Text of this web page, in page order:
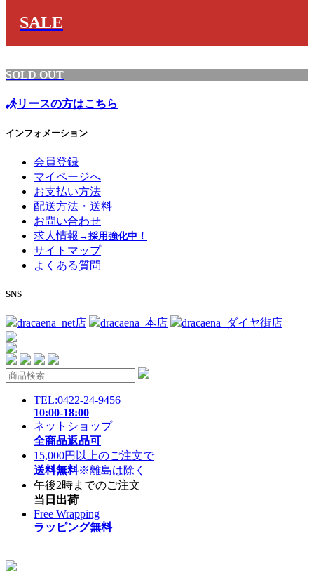
SALE
SOLD OUT
リースの方はこちら
インフォメーション
会員登録
マイページへ
お支払い方法
配送方法・送料
お問い合わせ
求人情報 →採用強化中！
サイトマップ
よくある質問
SNS
dracaena_net店 dracaena_本店 dracaena_ダイヤ街店
TEL:0422-24-9456
10:00-18:00
ネットショップ
全商品返品可
15,000円以上のご注文で
送料無料※離島は除く
午後2時までのご注文
当日出荷
Free Wrapping
ラッピング無料